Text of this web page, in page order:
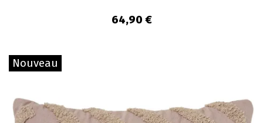
64,90 €
Nouveau